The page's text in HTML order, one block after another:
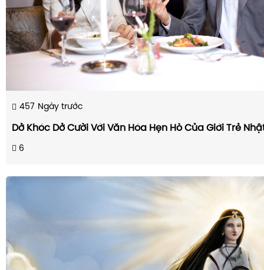
457 Ngày trước
Dở Khóc Dở Cười Với Văn Hóa Hẹn Hò Của Giới Trẻ
6